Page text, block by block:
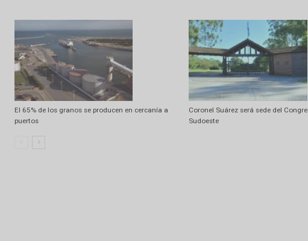
Algunos chaparrones y fuerte descenso de temperatura
Artículo relacionados Ramdom